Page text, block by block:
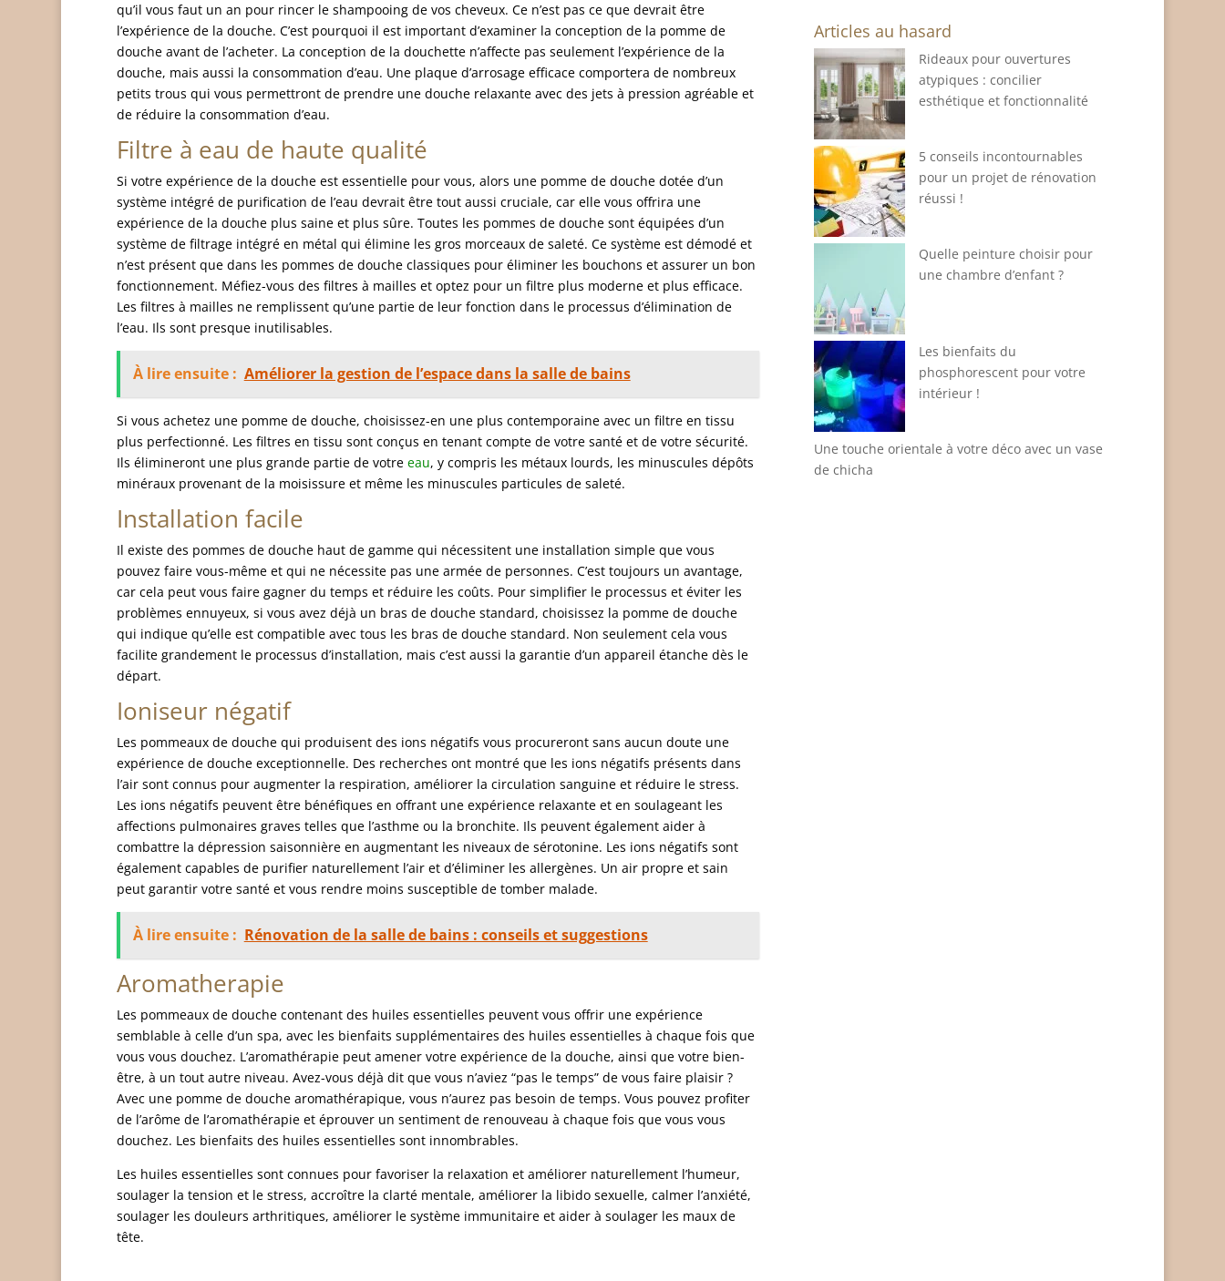
qu’il vous faut un an pour rincer le shampooing de vos cheveux. Ce n’est pas ce que devrait être
l’expérience de la douche. C’est pourquoi il est important d’examiner la conception de la pomme de
douche avant de l’acheter. La conception de la douchette n’affecte pas seulement l’expérience de la
douche, mais aussi la consommation d’eau. Une plaque d’arrosage efficace comportera de nombreux
petits trous qui vous permettront de prendre une douche relaxante avec des jets à pression agréable et
de réduire la consommation d’eau.
Filtre à eau de haute qualité
Si votre expérience de la douche est essentielle pour vous, alors une pomme de douche dotée d’un
système intégré de purification de l’eau devrait être tout aussi cruciale, car elle vous offrira une
expérience de la douche plus saine et plus sûre. Toutes les pommes de douche sont équipées d’un
système de filtrage intégré en métal qui élimine les gros morceaux de saleté. Ce système est démodé et
n’est présent que dans les pommes de douche classiques pour éliminer les bouchons et assurer un bon
fonctionnement. Méfiez-vous des filtres à mailles et optez pour un filtre plus moderne et plus efficace.
Les filtres à mailles ne remplissent qu’une partie de leur fonction dans le processus d’élimination de
l’eau. Ils sont presque inutilisables.
À lire ensuite : Améliorer la gestion de l’espace dans la salle de bains
Si vous achetez une pomme de douche, choisissez-en une plus contemporaine avec un filtre en tissu
plus perfectionné. Les filtres en tissu sont conçus en tenant compte de votre santé et de votre sécurité.
Ils élimineront une plus grande partie de votre eau, y compris les métaux lourds, les minuscules dépôts
minéraux provenant de la moisissure et même les minuscules particules de saleté.
Installation facile
Il existe des pommes de douche haut de gamme qui nécessitent une installation simple que vous
pouvez faire vous-même et qui ne nécessite pas une armée de personnes. C’est toujours un avantage,
car cela peut vous faire gagner du temps et réduire les coûts. Pour simplifier le processus et éviter les
problèmes ennuyeux, si vous avez déjà un bras de douche standard, choisissez la pomme de douche
qui indique qu’elle est compatible avec tous les bras de douche standard. Non seulement cela vous
facilite grandement le processus d’installation, mais c’est aussi la garantie d’un appareil étanche dès le
départ.
Ioniseur négatif
Les pommeaux de douche qui produisent des ions négatifs vous procureront sans aucun doute une
expérience de douche exceptionnelle. Des recherches ont montré que les ions négatifs présents dans
l’air sont connus pour augmenter la respiration, améliorer la circulation sanguine et réduire le stress.
Les ions négatifs peuvent être bénéfiques en offrant une expérience relaxante et en soulageant les
affections pulmonaires graves telles que l’asthme ou la bronchite. Ils peuvent également aider à
combattre la dépression saisonnière en augmentant les niveaux de sérotonine. Les ions négatifs sont
également capables de purifier naturellement l’air et d’éliminer les allergènes. Un air propre et sain
peut garantir votre santé et vous rendre moins susceptible de tomber malade.
À lire ensuite : Rénovation de la salle de bains : conseils et suggestions
Aromatherapie
Les pommeaux de douche contenant des huiles essentielles peuvent vous offrir une expérience
semblable à celle d’un spa, avec les bienfaits supplémentaires des huiles essentielles à chaque fois que
vous vous douchez. L’aromathérapie peut amener votre expérience de la douche, ainsi que votre bien-
être, à un tout autre niveau. Avez-vous déjà dit que vous n’aviez “pas le temps” de vous faire plaisir ?
Avec une pomme de douche aromathérapique, vous n’aurez pas besoin de temps. Vous pouvez profiter
de l’arôme de l’aromathérapie et éprouver un sentiment de renouveau à chaque fois que vous vous
douchez. Les bienfaits des huiles essentielles sont innombrables.
Les huiles essentielles sont connues pour favoriser la relaxation et améliorer naturellement l’humeur,
soulager la tension et le stress, accroître la clarté mentale, améliorer la libido sexuelle, calmer l’anxiété,
soulager les douleurs arthritiques, améliorer le système immunitaire et aider à soulager les maux de
tête.
Articles au hasard
Rideaux pour ouvertures
atypiques : concilier
esthétique et fonctionnalité
5 conseils incontournables
pour un projet de rénovation
réussi !
Quelle peinture choisir pour
une chambre d’enfant ?
Les bienfaits du
phosphorescent pour votre
intérieur !
Une touche orientale à votre déco avec un vase
de chicha